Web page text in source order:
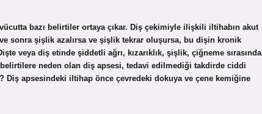
bazı belirtiler ortaya çıkar. Diş çekimiyle ilişkili iltihabın akut
sonra şişlik azalırsa ve şişlik tekrar oluşursa, bu dişin kronik
veya diş etinde şiddetli ağrı, kızarıklık, şişlik, çiğneme sırasında
neden olan diş apsesi, tedavi edilmediği takdirde ciddi
Diş apsesindeki iltihap önce çevredeki dokuya ve çene kemiğine